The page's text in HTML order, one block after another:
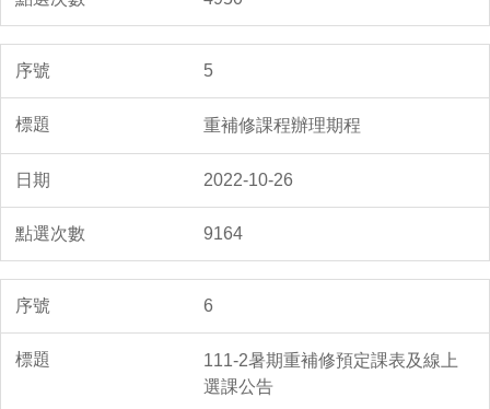
5
重補修課程辦理期程
2022-10-26
9164
6
111-2暑期重補修預定課表及線上
選課公告